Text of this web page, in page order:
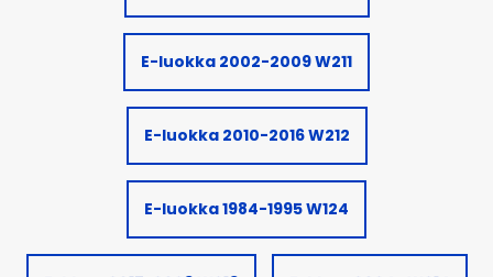
E-luokka 2002-2009 W211
E-luokka 2010-2016 W212
E-luokka 1984-1995 W124